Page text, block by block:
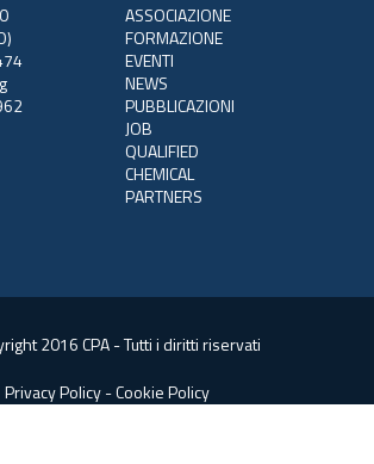
ASSOCIAZIONE
FORMAZIONE
EVENTI
NEWS
PUBBLICAZIONI
JOB
QUALIFIED
CHEMICAL
PARTNERS
2016 CPA - Tutti i diritti riservati
Privacy Policy-Cookie Policy